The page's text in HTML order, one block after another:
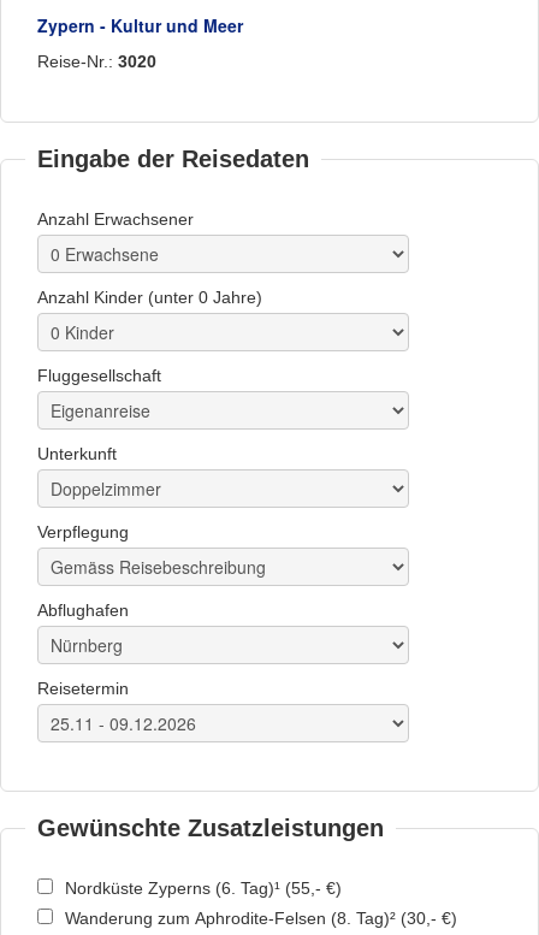
Zypern - Kultur und Meer
Reise-Nr.: 3020
Eingabe der Reisedaten
Anzahl Erwachsener
Anzahl Kinder (unter 0 Jahre)
Fluggesellschaft
Unterkunft
Verpflegung
Abflughafen
Reisetermin
Gewünschte Zusatzleistungen
Nordküste Zyperns (6. Tag)¹ (55,- €)
Wanderung zum Aphrodite-Felsen (8. Tag)² (30,- €)